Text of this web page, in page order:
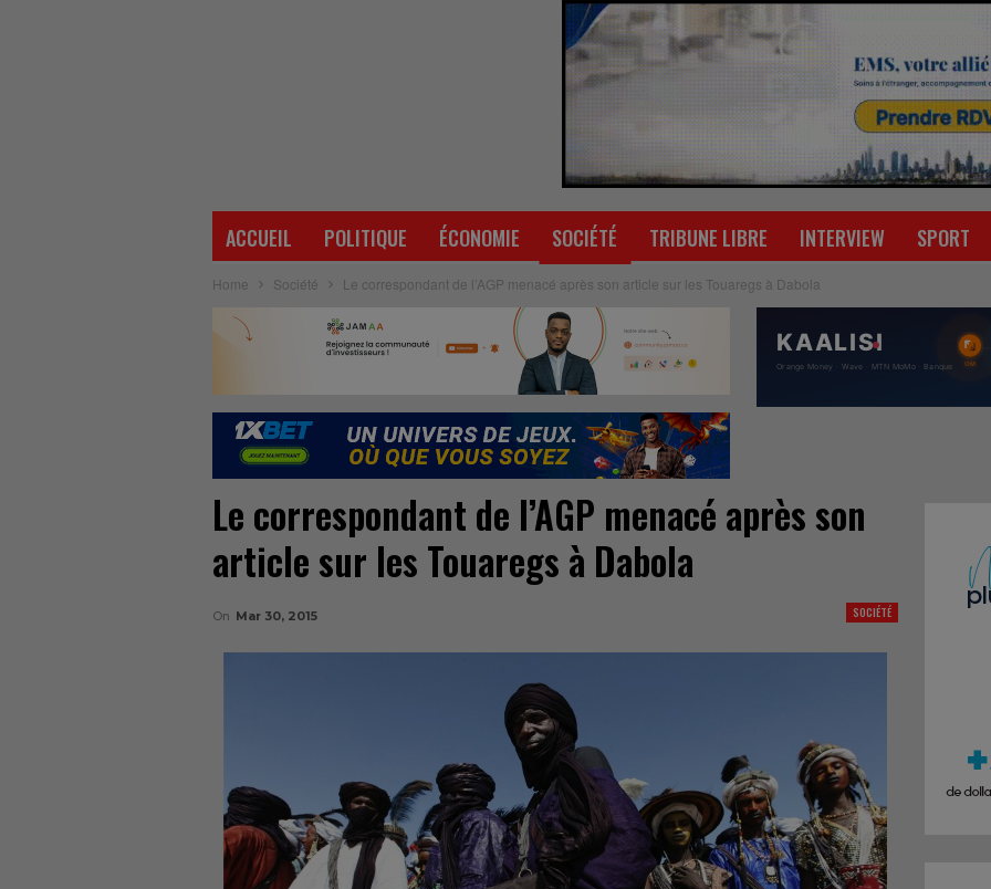
ACCUEIL POLITIQUE ÉCONOMIE SOCIÉTÉ TRIBUNE LIBRE INTERVIEW SPORT
Home Société Le correspondant de l’AGP menacé après son article sur les Touaregs à Dabola
Le correspondant de l’AGP menacé après son
article sur les Touaregs à Dabola
SOCIÉTÉ
On Mar 30, 2015